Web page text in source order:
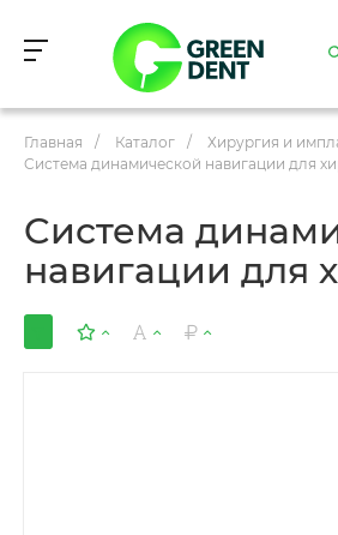
Главная / Каталог / Хирургия и
Cистема динамической навигации для
Cистема
навигации для